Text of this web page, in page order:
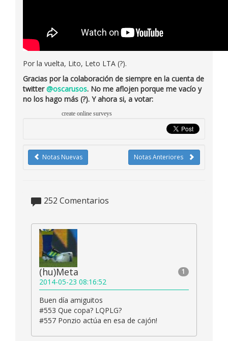
Por la vuelta, Lito, Leto LTA (?).
Gracias por la colaboración de siempre en la cuenta de
twitter@oscarusos. No me aflojen porque me vacío y
no los hago más (?). Y ahora si, a votar:
create online surveys
Notas Anteriores
Notas Nuevas
252 Comentarios
1
(hu)Meta
2014-05-23 08:16:52
Buen día amiguitos
#553 Que copa? LQPLG?
#557 Ponzio actúa en esa de cajón!